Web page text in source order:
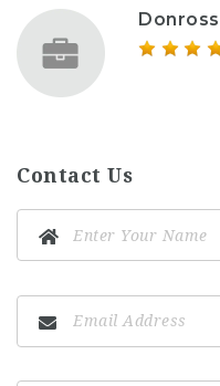
Contact Us